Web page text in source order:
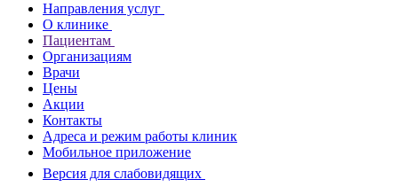
Направления услуг
О клинике
Пациентам
Организациям
Врачи
Цены
Акции
Контакты
Адреса и режим работы клиник
Мобильное приложение
Версия для слабовидящих